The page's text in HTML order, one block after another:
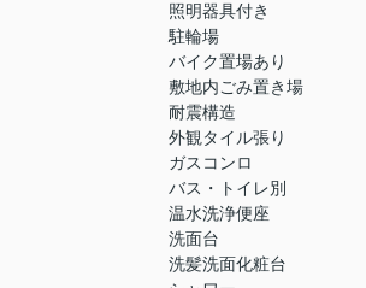
照明器具付き
駐輪場
バイク置場あり
敷地内ごみ置き場
耐震構造
外観タイル張り
ガスコンロ
バス・トイレ別
温水洗浄便座
洗面台
洗髪洗面化粧台